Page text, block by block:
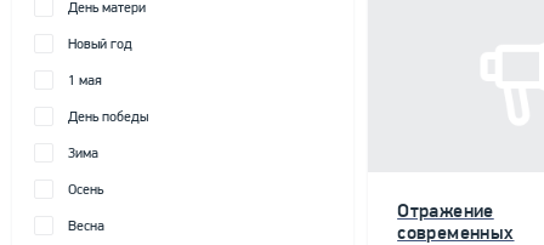
День матери
Новый год
1 мая
День победы
Зима
Осень
Весна
Отражение
современных